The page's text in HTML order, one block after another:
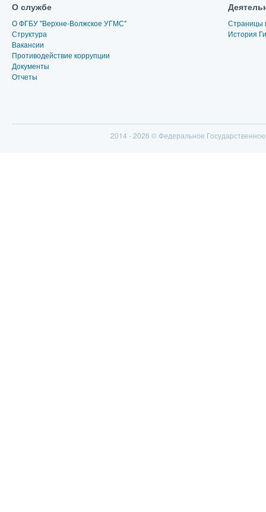
О службе
О ФГБУ "Верхне-Волжское УГМС"
Структура
Вакансии
Противодействие коррупции
Документы
Отчеты
Страницы
История
2014 - 2026 © Федеральное